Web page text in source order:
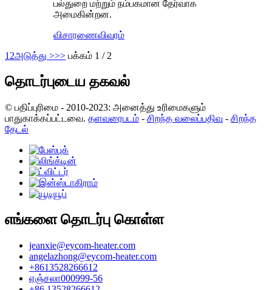
பல்துறை மற்றும் நம்பகமான தேர்வாக
அமைகின்றன.
விசாரணைவிவரம்
1 2அடுத்து >>> பக்கம் 1 / 2
தொடர்புடைய தகவல்
© பதிப்புரிமை - 2010-2023: அனைத்து உரிமைகளும்
பாதுகாக்கப்பட்டவை. தளவரைபடம் - சிறந்த வலைப்பதிவு - சிறந்த
தேடல்
எங்களை தொடர்பு கொள்ள
jeanxie@eycom-heater.com
angelazhong@eycom-heater.com
+8613528266612
ஏஞ்சலா000999-56